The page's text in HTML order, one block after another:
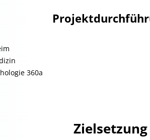
360a
Zielsetzung